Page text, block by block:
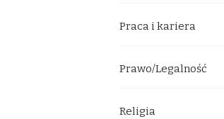
Praca i kariera
Prawo/Legalność
Religia